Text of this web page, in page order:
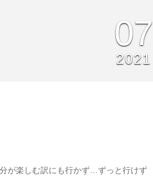
07
2021
が楽しむ訳にも行かず…ずっと行けず